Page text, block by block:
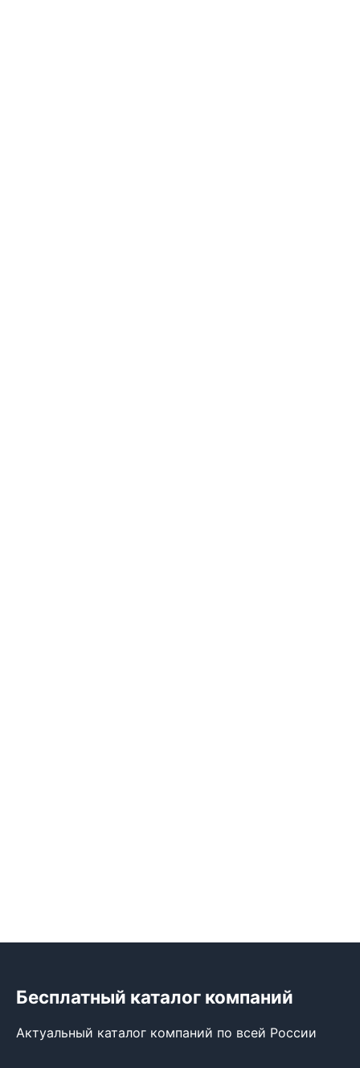
Бесплатный каталог компаний
Актуальный каталог компаний по всей России